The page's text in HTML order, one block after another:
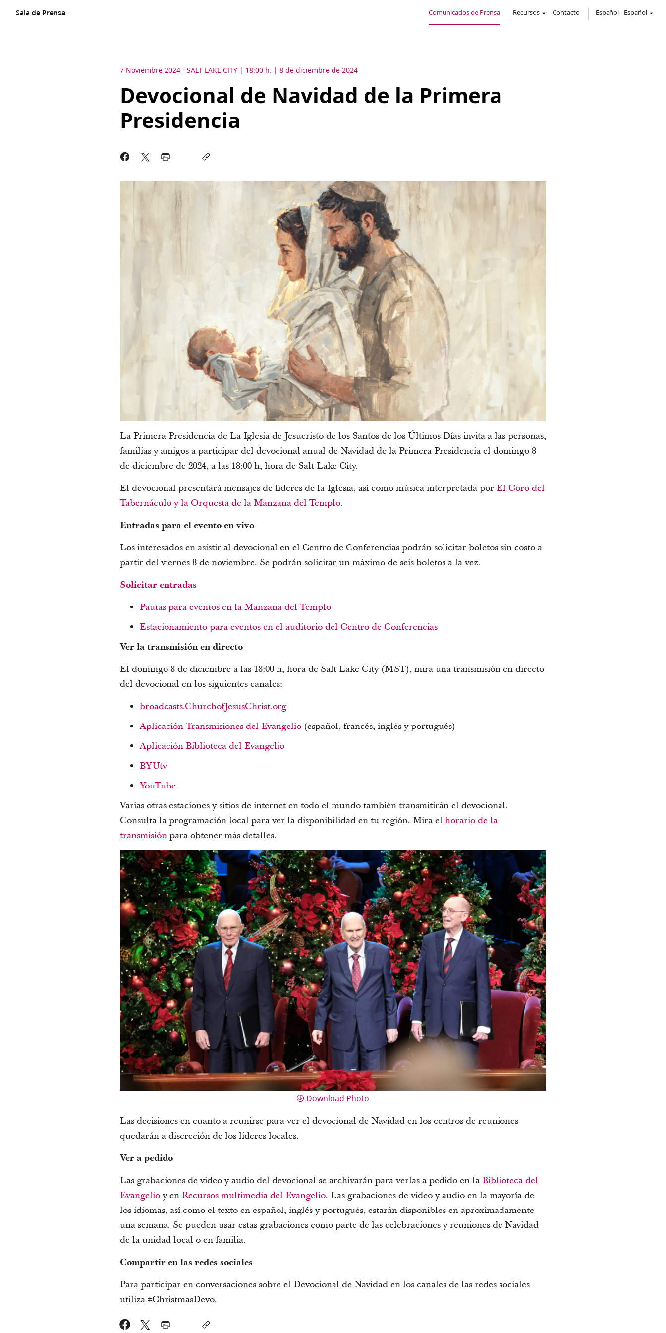
Sala de Prensa Comunicados de Prensa Recursos Contacto Español- Español
7 Noviembre 2024 - SALT LAKE CITY 18:00 h. | 8 de diciembre de 2024
Devocional de Navidad de la Primera
Presidencia
La Primera Presidencia de La Iglesia de Jesucristo de los Santos de los Últimos Días invita a las personas,
familias y amigos a participar del devocional anual de Navidad de la Primera Presidencia el domingo 8
de diciembre de 2024, a las 18:00 h, hora de Salt Lake City.
El devocional presentará mensajes de líderes de la Iglesia, así como música interpretada por El Coro del
Tabernáculo y la Orquesta de la Manzana del Templo.
Entradas para el evento en vivo
Los interesados ​​en asistir al devocional en el Centro de Conferencias podrán solicitar boletos sin costo a
partir del viernes 8 de noviembre. Se podrán solicitar un máximo de seis boletos a la vez.
Solicitar entradas
Pautas para eventos en la Manzana del Templo
Estacionamiento para eventos en el auditorio del Centro de Conferencias
Ver la transmisión en directo
El domingo 8 de diciembre a las 18:00 h, hora de Salt Lake City (MST), mira una transmisión en directo
del devocional en los siguientes canales:
broadcasts.ChurchofJesusChrist.org
Aplicación Transmisiones del Evangelio(español, francés, inglés y portugués)
Aplicación Biblioteca del Evangelio
BYUtv
YouTube
Varias otras estaciones y sitios de internet en todo el mundo también transmitirán el devocional.
Consulta la programación local para ver la disponibilidad en tu región. Mira el horario de la
transmisiónpara obtener más detalles.
Download Photo
Las decisiones en cuanto a reunirse para ver el devocional de Navidad en los centros de reuniones
quedarán a discreción de los líderes locales.
Ver a pedido
Las grabaciones de video y audio del devocional se archivarán para verlas a pedido en la Biblioteca del
Evangelioy en Recursos multimedia del Evangelio. Las grabaciones de video y audio en la mayoría de
los idiomas, así como el texto en español, inglés y portugués, estarán disponibles en aproximadamente
una semana. Se pueden usar estas grabaciones como parte de las celebraciones y reuniones de Navidad
de la unidad local o en familia.
Compartir en las redes sociales
Para participar en conversaciones sobre el Devocional de Navidad en los canales de las redes sociales
utiliza #ChristmasDevo.